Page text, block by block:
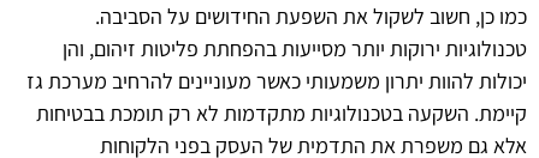
כמו כן, חשוב לשקול את השפעת החידושים על הסביבה.
טכנולוגיות ירוקות יותר מסייעות בהפחתת פליטות זיהום, והן
יכולות להוות יתרון משמעותי כאשר מעוניינים להרחיב מערכת גז
קיימת. השקעה בטכנולוגיות מתקדמות לא רק תומכת בבטיחות
אלא גם משפרת את התדמית של העסק בפני הלקוחות